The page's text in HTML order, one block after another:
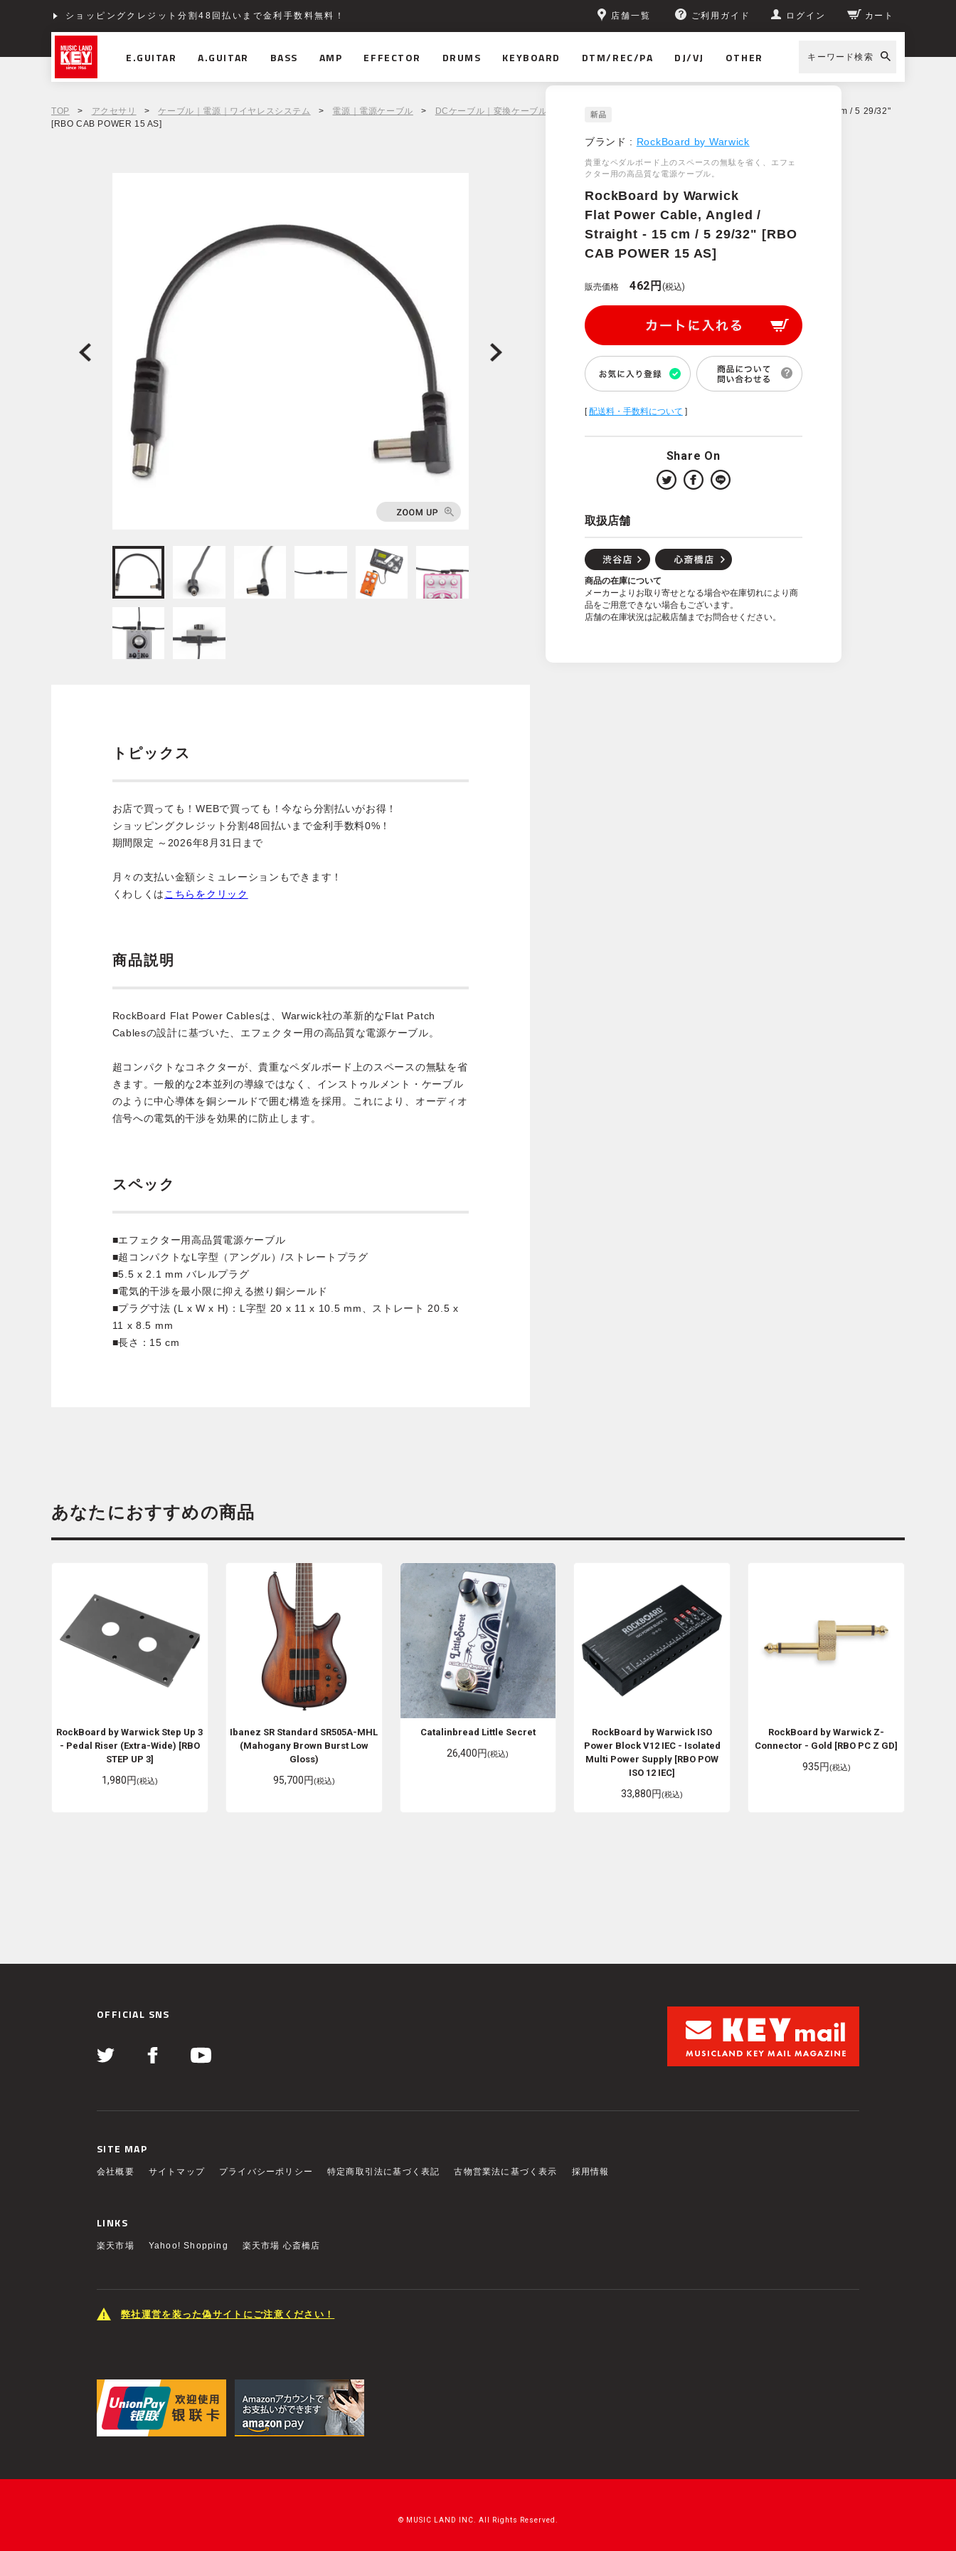
ショッピングクレジット分割48回払いまで金利手数料無料！ 店舗一覧 ご利用ガイド ログイン カート
E.GUITAR A.GUITAR BASS AMP EFFECTOR DRUMS KEYBOARD DTM/REC/PA DJ/VJ OTHER キーワード検索
TOP > アクセサリ > ケーブル｜電源｜ワイヤレスシステム > 電源｜電源ケーブル > DCケーブル｜変換ケーブル
> RockBoard by Warwick Flat Power Cable, Angled / Straight - 15 cm / 5 29/32"
[RBO CAB POWER 15 AS]
ブランド : RockBoard by Warwick
貴重なペダルボード上のスペースの無駄を省く、エフェ
クター用の高品質な電源ケーブル。
RockBoard by Warwick
Flat Power Cable, Angled /
Straight - 15 cm / 5 29/32" [RBO
CAB POWER 15 AS]
販売価格 462円(税込)
[配送料・手数料について ]
Share On
取扱店舗
商品の在庫について
メーカーよりお取り寄せとなる場合や在庫切れにより商
品をご用意できない場合もございます。
店舗の在庫状況は記載店舗までお問合せください。
トピックス
お店で買っても！WEBで買っても！今なら分割払いがお得！
ショッピングクレジット分割48回払いまで金利手数料0%！
期間限定 ～2026年8月31日まで
月々の支払い金額シミュレーションもできます！
くわしくは こちらをクリック
商品説明
RockBoard Flat Power Cablesは、Warwick社の革新的なFlat Patch
Cablesの設計に基づいた、エフェクター用の高品質な電源ケーブル。
超コンパクトなコネクターが、貴重なペダルボード上のスペースの無駄を省
きます。一般的な2本並列の導線ではなく、インストゥルメント・ケーブル
のように中心導体を銅シールドで囲む構造を採用。これにより、オーディオ
信号への電気的干渉を効果的に防止します。
スペック
■エフェクター用高品質電源ケーブル
■超コンパクトなL字型（アングル）/ストレートプラグ
■5.5 x 2.1 mm バレルプラグ
■電気的干渉を最小限に抑える撚り銅シールド
■プラグ寸法 (L x W x H)：L字型 20 x 11 x 10.5 mm、ストレート 20.5 x
11 x 8.5 mm
■長さ：15 cm
あなたにおすすめの商品
RockBoard by Warwick Step Up 3
- Pedal Riser (Extra-Wide) [RBO
STEP UP 3]
1,980円(税込)
Ibanez SR Standard SR505A-MHL
(Mahogany Brown Burst Low
Gloss)
95,700円(税込)
Catalinbread Little Secret
26,400円(税込)
RockBoard by Warwick ISO
Power Block V12 IEC - Isolated
Multi Power Supply [RBO POW
ISO 12 IEC]
33,880円(税込)
RockBoard by Warwick Z-
Connector - Gold [RBO PC Z GD]
935円(税込)
OFFICIAL SNS
SITE MAP
会社概要 サイトマップ プライバシーポリシー 特定商取引法に基づく表記 古物営業法に基づく表示 採用情報
LINKS
楽天市場 Yahoo! Shopping 楽天市場 心斎橋店
弊社運営を装った偽サイトにご注意ください！
© MUSIC LAND INC. All Rights Reserved.